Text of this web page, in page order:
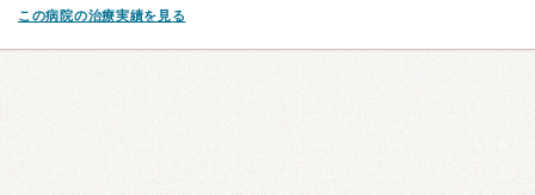
この病院の治療実績を見る